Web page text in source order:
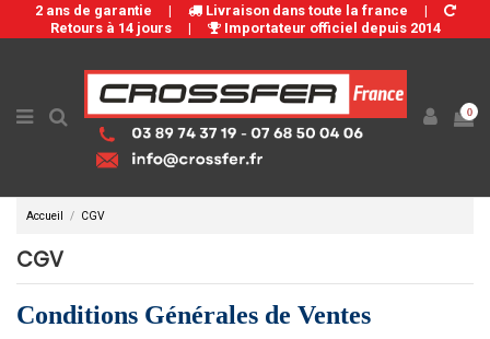
2 ans de garantie | Livraison dans toute la france
|
Retours à 14 jours
| Importateur officiel depuis 2014
0
Accueil CGV
CGV
Conditions Générales de Ventes